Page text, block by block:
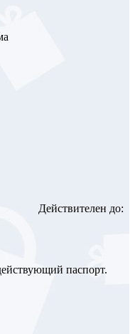
Действителен до:
паспорт.